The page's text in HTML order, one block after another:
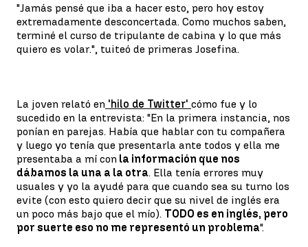
"Jamás pensé que iba a hacer esto, pero hoy estoy
extremadamente desconcertada. Como muchos saben,
terminé el curso de tripulante de cabina y lo que más
quiero es volar.", tuiteó de primeras Josefina.
La joven relató en 'hilo de Twitter' cómo fue y lo
sucedido en la entrevista: "En la primera instancia, nos
ponían en parejas. Había que hablar con tu compañera
y luego yo tenía que presentarla ante todos y ella me
presentaba a mí con la información que nos
dábamos la una a la otra. Ella tenía errores muy
usuales y yo la ayudé para que cuando sea su turno los
evite (con esto quiero decir que su nivel de inglés era
un poco más bajo que el mío). TODO es en inglés, pero
por suerte eso no me representó un problema".